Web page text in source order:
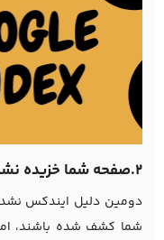
2.صفحه شما خزیده نشد
دومین دلیل ایندکس
شما کشف شده باشند،